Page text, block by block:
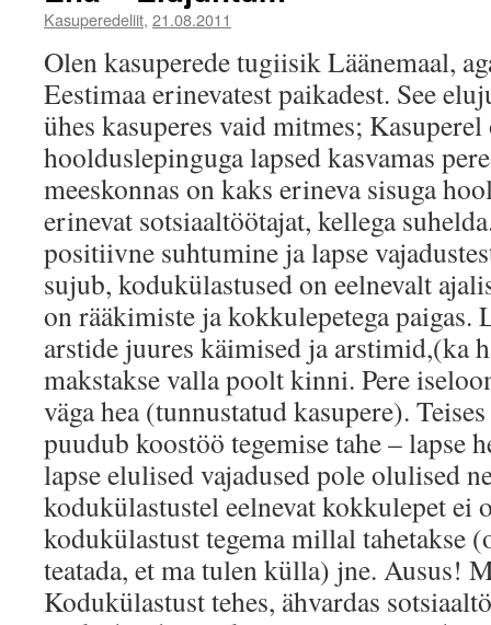
Kasuperedeliit, 21.08.2011
Olen kasuperede tugiisik Läänemaal,
Eestimaa erinevatest paikadest. See
ühes kasuperes vaid mitmes;
hoolduslepinguga lapsed kasvamas
meeskonnas on kaks erineva sisuga
erinevat sotsiaaltöötajat, kellega
positiivne suhtumine ja lapse
sujub, kodukülastused on eelnevalt
on rääkimiste ja kokkulepetega
arstide juures käimised ja
makstakse valla poolt kinni. Pere
väga hea (tunnustatud kasupere).
puudub koostöö tegemise tahe – lapse
lapse elulised vajadused pole olulised
kodukülastustel eelnevat kokkulepet ei
kodukülastust tegema millal tahetakse
teatada, et ma tulen külla) jne. Ausus!
Kodukülastust tehes, ähvardas